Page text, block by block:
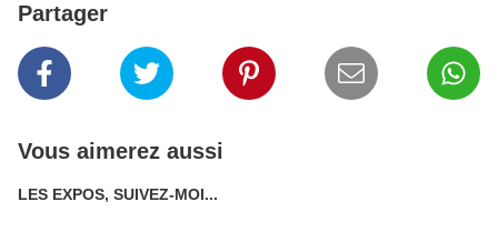
Partager
Vous aimerez aussi
LES EXPOS, SUIVEZ-MOI...